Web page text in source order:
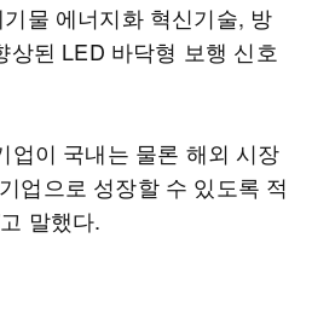
물 에너지화 혁신기술, 방
상된 LED 바닥형 보행 신호
업이 국내는 물론 해외 시장
업으로 성장할 수 있도록 적
말했다.